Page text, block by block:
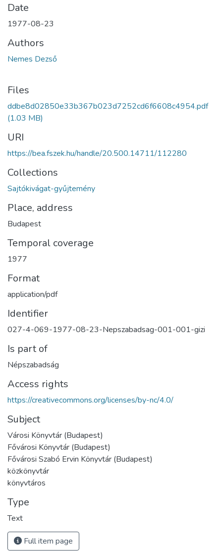
Date
1977-08-23
Authors
Nemes Dezső
Files
ddbe8d02850e33b367b023d7252cd6f6608c4954.pdf
(1.03 MB)
URI
https://bea.fszek.hu/handle/20.500.14711/112280
Collections
Sajtókivágat-gyűjtemény
Place, address
Budapest
Temporal coverage
1977
Format
application/pdf
Identifier
027-4-069-1977-08-23-Nepszabadsag-001-001-gizi
Is part of
Népszabadság
Access rights
https://creativecommons.org/licenses/by-nc/4.0/
Subject
Városi Könyvtár (Budapest)
Fővárosi Könyvtár (Budapest)
Fővárosi Szabó Ervin Könyvtár (Budapest)
közkönyvtár
könyvtáros
Type
Text
Full item page